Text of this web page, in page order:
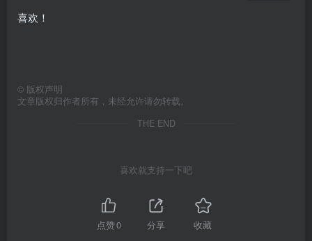
喜欢！
© 版权声明
文章版权归作者所有，未经允许请勿转载。
THE END
喜欢就支持一下吧
点赞0 分享 收藏